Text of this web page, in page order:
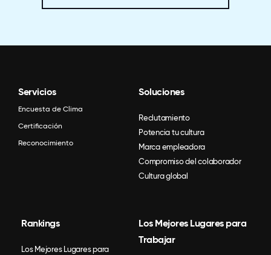
Servicios
Encuesta de Clima
Certificación
Reconocimiento
Soluciones
Reclutamiento
Potencia tu cultura
Marca empleadora
Compromiso del colaborador
Cultura global
Rankings
Los Mejores Lugares para
Los Mejores Lugares para
Trabajar